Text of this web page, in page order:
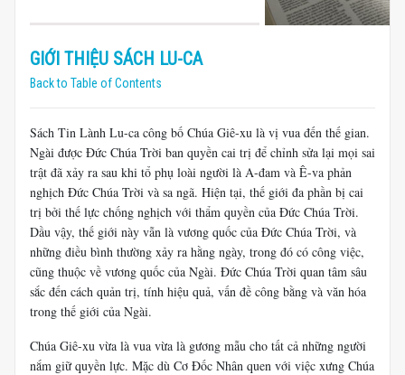
GIỚI THIỆU SÁCH LU-CA
Back to Table of Contents
Sách Tin Lành Lu-ca công bố Chúa Giê-xu là vị vua đến thế gian.
Ngài được Đức Chúa Trời ban quyền cai trị để chỉnh sửa lại mọi sai
trật đã xảy ra sau khi tổ phụ loài người là A-đam và Ê-va phản
nghịch Đức Chúa Trời và sa ngã. Hiện tại, thế giới đa phần bị cai
trị bởi thế lực chống nghịch với thẩm quyền của Đức Chúa Trời.
Dầu vậy, thế giới này vẫn là vương quốc của Đức Chúa Trời, và
những điều bình thường xảy ra hằng ngày, trong đó có công việc,
cũng thuộc về vương quốc của Ngài. Đức Chúa Trời quan tâm sâu
sắc đến cách quản trị, tính hiệu quả, vấn đề công bằng và văn hóa
trong thế giới của Ngài.
Chúa Giê-xu vừa là vua vừa là gương mẫu cho tất cả những người
nắm giữ quyền lực. Mặc dù Cơ Đốc Nhân quen với việc xưng Chúa